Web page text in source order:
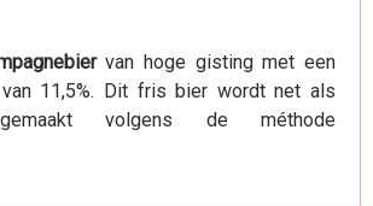
van hoge gisting met een
van 11,5%. Dit fris bier wordt net als
gemaakt volgens de méthode